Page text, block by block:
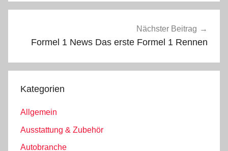
Nächster Beitrag
Formel 1 News Das erste Formel 1 Rennen
Kategorien
Allgemein
Ausstattung & Zubehör
Autobranche